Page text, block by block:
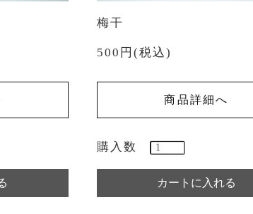
梅干
500円(税込)
商品詳細へ
購入数